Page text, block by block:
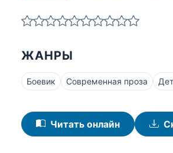
ЖАНРЫ
Боевик Современная проза
Читать онлайн